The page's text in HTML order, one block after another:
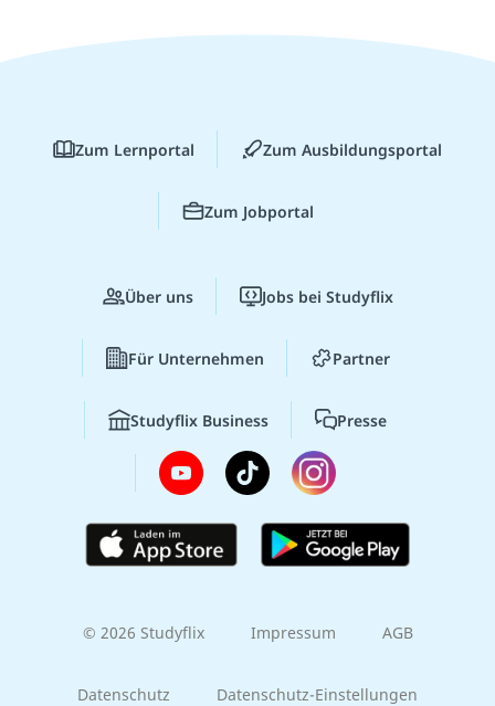
Zum Lernportal Zum Ausbildungsportal
Zum Jobportal
Über uns Jobs bei Studyflix
Für Unternehmen Partner
Studyflix Business Presse
© 2026 Studyflix Impressum AGB
Datenschutz Datenschutz-Einstellungen